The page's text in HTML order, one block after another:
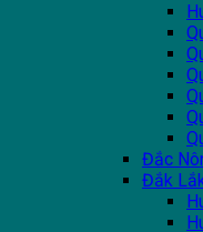
Đắc
Đắk